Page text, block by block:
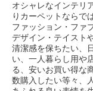
オシャレなインテリ
りカーペットならで
ファッション・ファ
デザイン・テイスト
清潔感を保ちたい、
い、一人暮らし用や
る、安いお買い得な
数購入したい等々、